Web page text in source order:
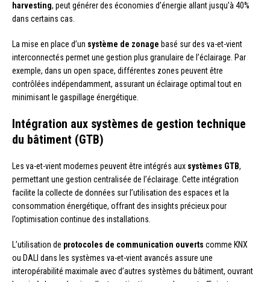
harvesting, peut générer des économies d’énergie allant jusqu’à 40%
dans certains cas.
La mise en place d’un système de zonage basé sur des va-et-vient
interconnectés permet une gestion plus granulaire de l’éclairage. Par
exemple, dans un open space, différentes zones peuvent être
contrôlées indépendamment, assurant un éclairage optimal tout en
minimisant le gaspillage énergétique.
Intégration aux systèmes de gestion technique
du bâtiment (GTB)
Les va-et-vient modernes peuvent être intégrés aux systèmes GTB,
permettant une gestion centralisée de l’éclairage. Cette intégration
facilite la collecte de données sur l’utilisation des espaces et la
consommation énergétique, offrant des insights précieux pour
l’optimisation continue des installations.
L’utilisation de protocoles de communication ouverts comme KNX
ou DALI dans les systèmes va-et-vient avancés assure une
interopérabilité maximale avec d’autres systèmes du bâtiment, ouvrant